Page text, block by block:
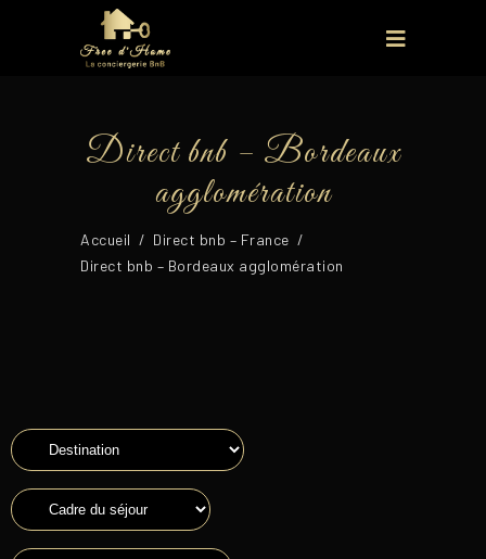
Direct bnb – Bordeaux
agglomération
Accueil / Direct bnb – France /
Direct bnb – Bordeaux agglomération